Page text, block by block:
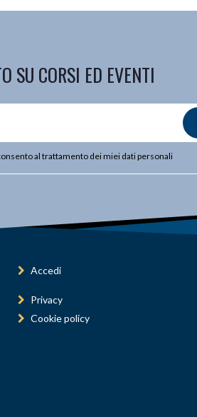
SU CORSI ED EVENTI
al trattamento dei miei dati personali
Accedi
Privacy
Cookie policy